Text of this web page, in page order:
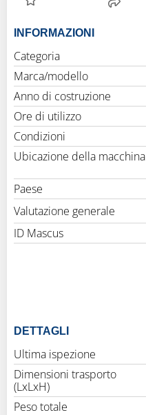
INFORMAZIONI
Categoria
Marca/modello
Anno di costruzione
Ore di utilizzo
Condizioni
Ubicazione della macchina
Paese
Valutazione generale
ID Mascus
DETTAGLI
Ultima ispezione
Dimensioni trasporto
(LxLxH)
Peso totale